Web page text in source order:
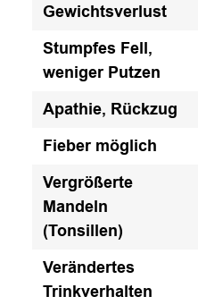
Gewichtsverlust
Stumpfes Fell,
weniger Putzen
Apathie, Rückzug
Fieber möglich
Vergrößerte
Mandeln
(Tonsillen)
Verändertes
Trinkverhalten